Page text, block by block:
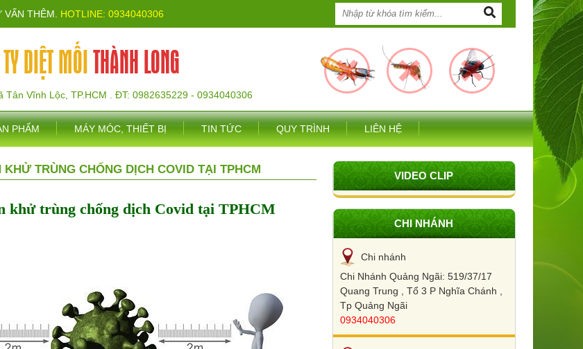
THÊM. HOTLINE: 0934040306
DIỆT MỐITHÀNH LONG
Tân Vĩnh Lộc, TP.HCM . ĐT: 0982635229 - 0934040306
PHẨM MÁY MÓC, THIẾT BỊ TIN TỨC QUY TRÌNH LIÊN HỆ
KHỬ TRÙNG CHỐNG DỊCH COVID TẠI TPHCM
khử trùng chống dịch Covid tại TPHCM
VIDEO CLIP
CHI NHÁNH
Chi nhánh
Chi Nhánh Quảng Ngãi: 519/37/17
Quang Trung , Tổ 3 P Nghĩa Chánh ,
Tp Quảng Ngãi
0934040306